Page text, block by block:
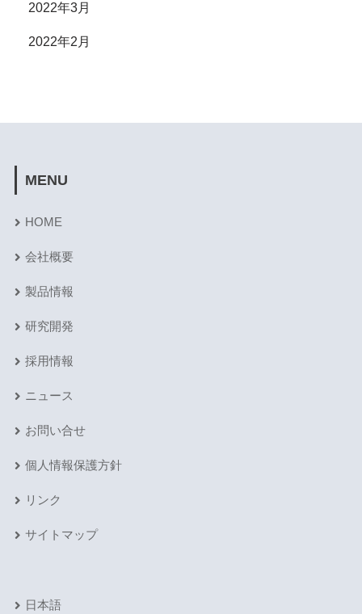
2022年3月
2022年2月
MENU
HOME
会社概要
製品情報
研究開発
採用情報
ニュース
お問い合せ
個人情報保護方針
リンク
サイトマップ
日本語